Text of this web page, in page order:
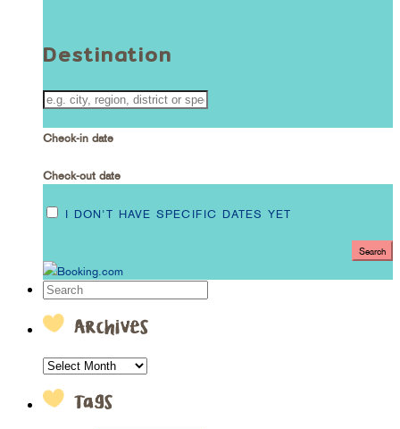
Destination
Check-in date
Check-out date
I DON'T HAVE SPECIFIC DATES YET
Archives
ARCHIVES
Tags